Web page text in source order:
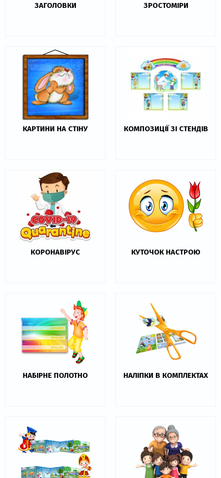
ЗАГОЛОВКИ ЗРОСТОМІРИ
КАРТИНИ НА СТІНУ КОМПОЗИЦІЇ ЗІ СТЕНДІВ
КОРОНАВІРУС КУТОЧОК НАСТРОЮ
НАБІРНЕ ПОЛОТНО НАЛІПКИ В КОМПЛЕКТАХ